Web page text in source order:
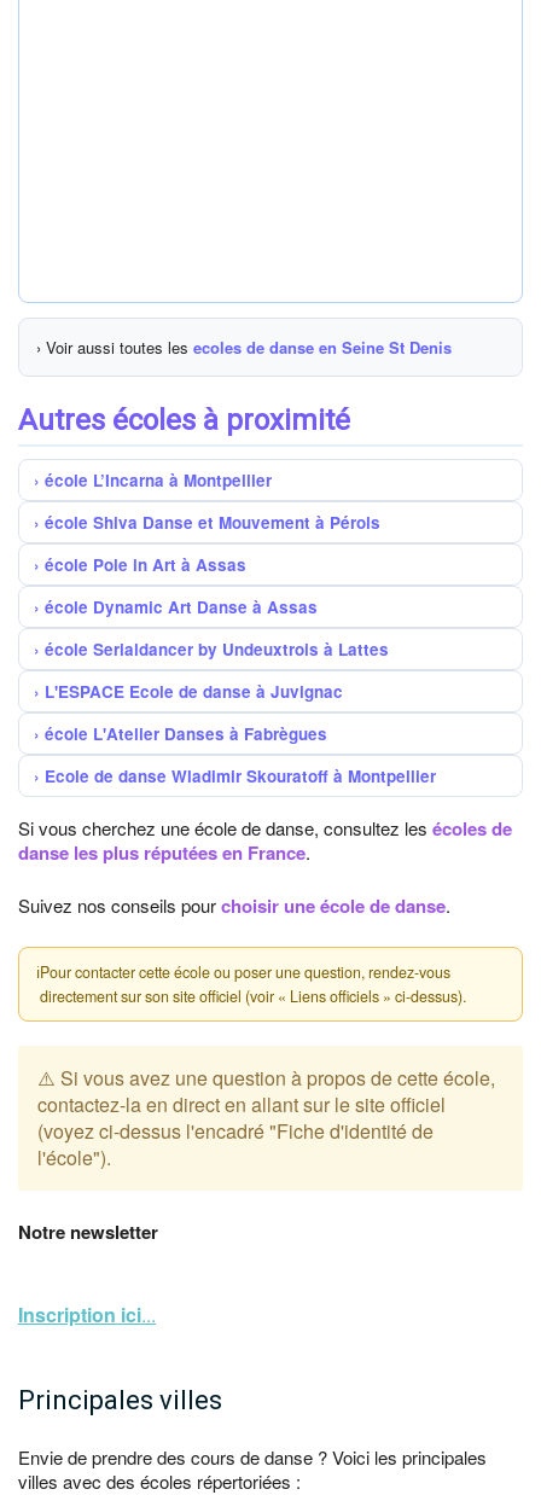
› Voir aussi toutes les ecoles de danse en Seine St Denis
Autres écoles à proximité
école L’Incarna à Montpellier
école Shiva Danse et Mouvement à Pérols
école Pole in Art à Assas
école Dynamic Art Danse à Assas
école Serialdancer by Undeuxtrois à Lattes
L'ESPACE Ecole de danse à Juvignac
école L'Atelier Danses à Fabrègues
Ecole de danse Wladimir Skouratoff à Montpellier
Si vous cherchez une école de danse, consultez les écoles de
danse les plus réputées en France.
Suivez nos conseils pourchoisir une école de danse.
ℹPour contacter cette école ou poser une question, rendez-vous
directement sur son site officiel (voir « Liens officiels » ci-dessus).
⚠️ Si vous avez une question à propos de cette école,
contactez-la en direct en allant sur le site officiel
(voyez ci-dessus l'encadré "Fiche d'identité de
l'école").
Notre newsletter
Inscription ici...
Principales villes
Envie de prendre des cours de danse ? Voici les principales
villes avec des écoles répertoriées :